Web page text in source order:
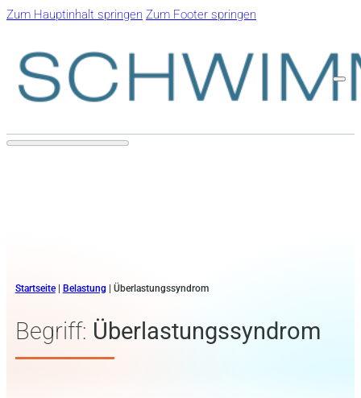
Zum Hauptinhalt springen Zum Footer springen
Startseite| Belastung Überlastungssyndrom
Begriff: Überlastungssyndrom